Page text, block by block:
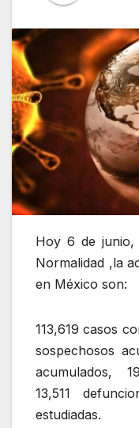
Hoy 6 de
Normalidad ,la
en México son:
113,619 casos
sospechosos
acumulados,
13,511
estudiadas.